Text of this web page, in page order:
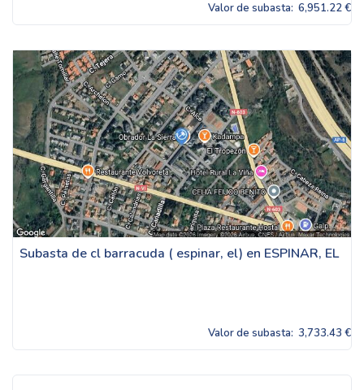
Valor de subasta: 6,951.22 €
Subasta de cl barracuda ( espinar, el) en ESPINAR, EL
Valor de subasta: 3,733.43 €